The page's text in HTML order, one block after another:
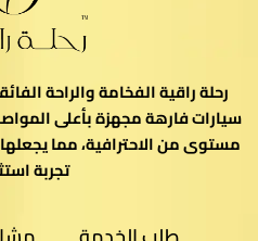
رحلة راقية الفخامة والراحة
سيارات فارهة مجهزة بأعلى
مستوى من الاحترافية، مما
تجربة